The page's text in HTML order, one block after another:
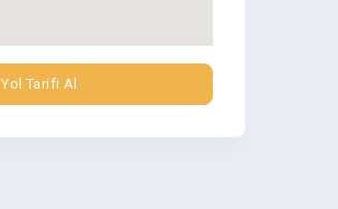
Yol Tarifi Al